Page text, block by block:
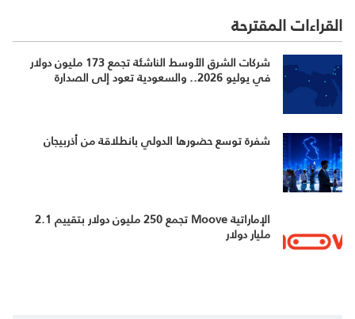
القراءات المقترحة
شركات الشرق الأوسط الناشئة تجمع 173 مليون دولار
في يوليو 2026.. والسعودية تعود إلى الصدارة
شفرة توسع حضورها الدولي بانطلاقة من أذربيجان
الإماراتية Moove تجمع 250 مليون دولار بتقييم 2.1
مليار دولار